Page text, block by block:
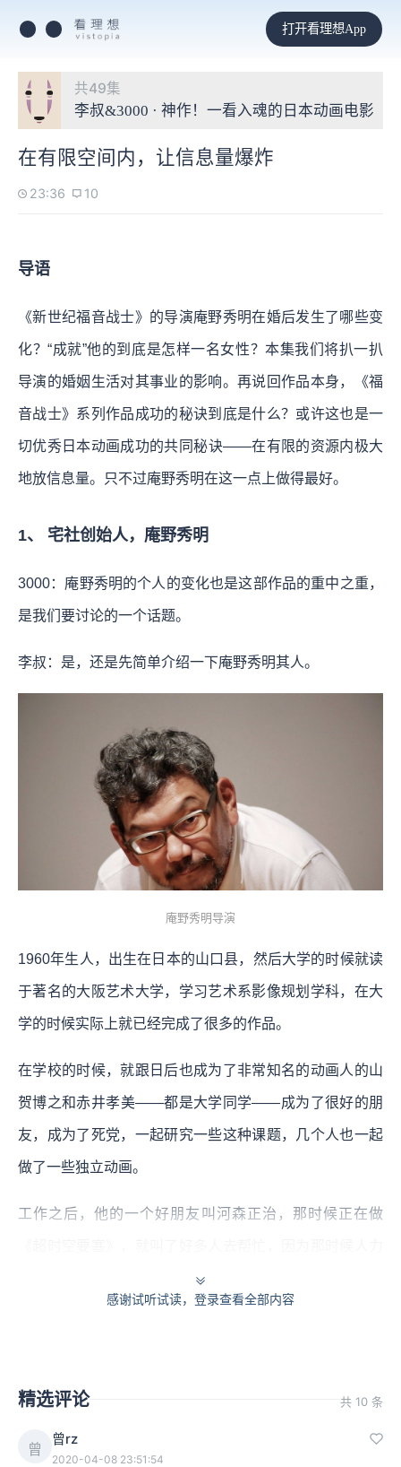
打开看理想App
共49集
李叔&3000 · 神作！一看入魂的日本动画电影
在有限空间内，让信息量爆炸
23:36 10
导语
《新世纪福音战士》的导演庵野秀明在婚后发生了哪些变
化？“成就”他的到底是怎样一名女性？本集我们将扒一扒
导演的婚姻生活对其事业的影响。再说回作品本身，《福
音战士》系列作品成功的秘诀到底是什么？或许这也是一
切优秀日本动画成功的共同秘诀——在有限的资源内极大
地放信息量。只不过庵野秀明在这一点上做得最好。
1、 宅社创始人，庵野秀明
3000：庵野秀明的个人的变化也是这部作品的重中之重，
是我们要讨论的一个话题。
李叔：是，还是先简单介绍一下庵野秀明其人。
庵野秀明导演
1960年生人，出生在日本的山口县，然后大学的时候就读
于著名的大阪艺术大学，学习艺术系影像规划学科，在大
学的时候实际上就已经完成了很多的作品。
在学校的时候，就跟日后也成为了非常知名的动画人的山
贺博之和赤井孝美——都是大学同学——成为了很好的朋
友，成为了死党，一起研究一些这种课题，几个人也一起
做了一些独立动画。
工作之后，他的一个好朋友叫河森正治，那时候正在做
严重不足，他作为原画师就去画原画。还因此产生了一个
词汇叫“庵野式爆炸”，因为他特别擅长画爆炸的画面。
感谢试听试读，登录查看全部内容
精选评论 共 10 条
曾
曾rz
2020-04-08 23:51:54